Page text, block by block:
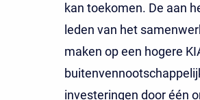
kan toekomen. De aan
leden van het
maken op een hogere
investeringen door één